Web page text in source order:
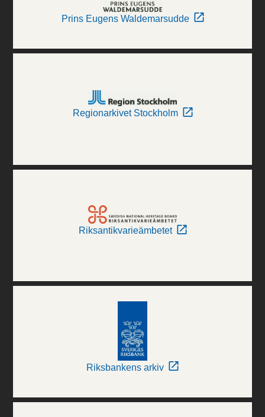
Prins Eugens Waldemarsudde
Regionarkivet Stockholm
Riksantikvarieämbetet
Riksbankens arkiv